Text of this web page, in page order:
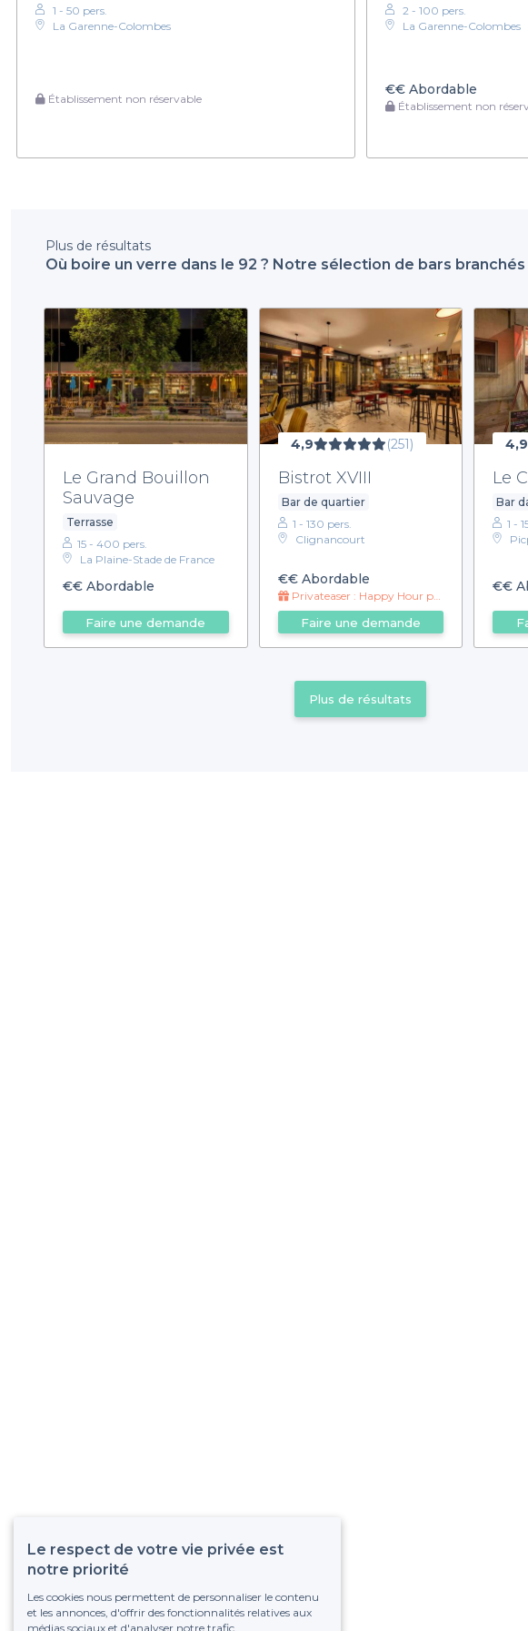
1 - 50 pers.
La Garenne-Colombes
Établissement non réservable
2 - 100 pers.
La Garenne-Colombes
€€Abordable
Établissement non
Plus de résultats
Où boire un verre dans le 92 ? Notre sélection de bars branchés
Le Grand Bouillon
Sauvage
Terrasse
15 - 400 pers.
La Plaine-Stade de France
€€ Abordable
Faire une demande
4,9 (251)
Bistrot XVIII
Bar de quartier
1 - 130 pers.
Clignancourt
€€Abordable
Privateaser : Happy Hour prolongé jusqu'à 1h du matin !
Faire une demande
4,9
Le
Bar
1 -
€€
Plus de résultats
Le respect de votre vie privée est
notre priorité
Les cookies nous permettent de personnaliser le contenu
et les annonces, d'offrir des fonctionnalités relatives aux
médias sociaux et d'analyser notre trafic.